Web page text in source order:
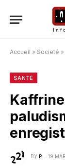
Accueil » Societé »
SANTÉ
BY P 19